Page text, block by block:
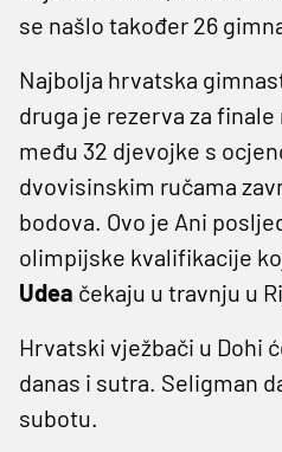
se našlo također 26
Najbolja hrvatska
druga je rezerva za finale
među 32 djevojke s
dvovisinskim ručama
bodova. Ovo je Ani
olimpijske kvalifikacije
Udea čekaju u travnju u
Hrvatski vježbači u Dohi
danas i sutra. Seligman
subotu.